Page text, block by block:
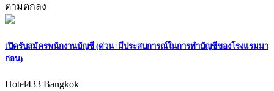
ตามตกลง
เปิดรับสมัครพนักงานบัญชี (ด่วน+มีประสบการณ์ในการทำบัญชีของโรงแรมมา
ก่อน)
Hotel433 Bangkok